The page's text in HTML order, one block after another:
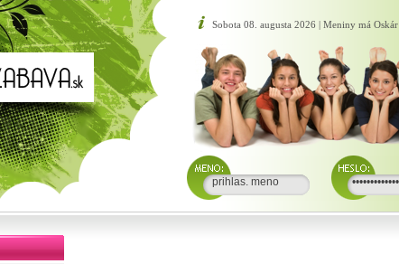
Sobota 08. augusta 2026 | Meniny má Oskár